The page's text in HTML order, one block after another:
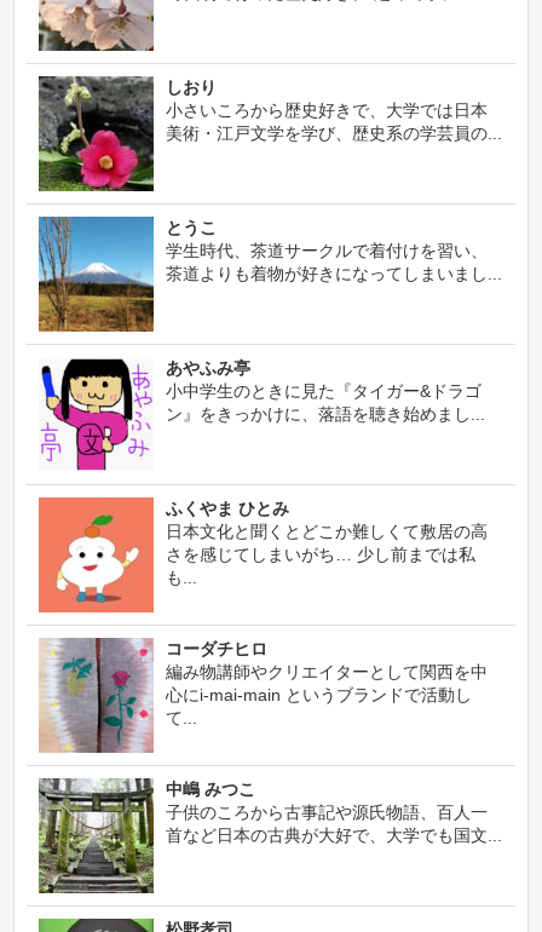
しおり
小さいころから歴史好きで、大学では日本
美術・江戸文学を学び、歴史系の学芸員の...
とうこ
学生時代、茶道サークルで着付けを習い、
茶道よりも着物が好きになってしまいまし...
あやふみ亭
小中学生のときに見た『タイガー&ドラゴ
ン』をきっかけに、落語を聴き始めまし...
ふくやま ひとみ
日本文化と聞くとどこか難しくて敷居の高
さを感じてしまいがち… 少し前までは私
も...
コーダチヒロ
編み物講師やクリエイターとして関西を中
心にi-mai-main というブランドで活動し
て...
中嶋 みつこ
子供のころから古事記や源氏物語、百人一
首など日本の古典が大好で、大学でも国文...